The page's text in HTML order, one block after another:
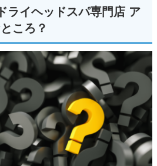
ライヘッドスパ専門店 ア
ころ？